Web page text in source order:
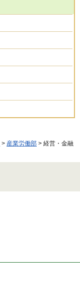
> 産業労働部 > 経営・金融